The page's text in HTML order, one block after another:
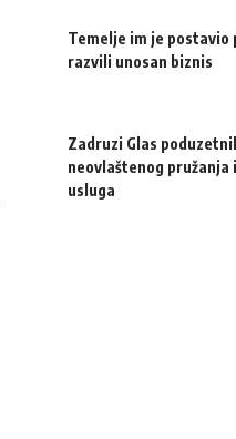
Temelje im je postavio
razvili unosan biznis
Zadruzi Glas
neovlaštenog
usluga